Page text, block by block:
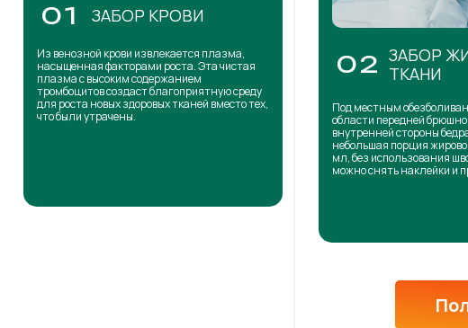
01 ЗАБОР КРОВИ
Из венозной крови извлекается плазма,
насыщенная факторами роста. Эта чистая
плазма с высоким содержанием
тромбоцитов создаст благоприятную среду
для роста новых здоровых тканей вместо тех,
что были утрачены.
02 ЗАБОР
ТКАНИ
Под местным
области передней
внутренней стороны
небольшая порция
мл, без использования
можно снять наклейки и